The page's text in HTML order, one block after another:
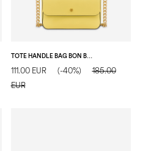
TOTE HANDLE BAG BON BON GIALLO
111.00 EUR (-40%)
185.00
EUR